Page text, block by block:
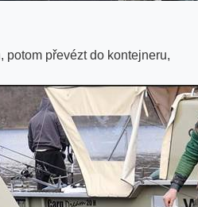
převézt do kontejneru,